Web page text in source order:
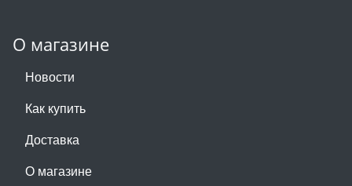
О магазине
Новости
Как купить
Доставка
О магазине